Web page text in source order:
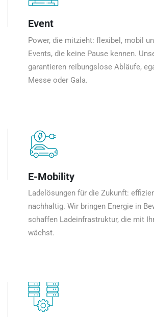
Event
Power, die mitzieht: flexibel, mobil
Events, die keine Pause kennen.
garantieren reibungslose Abläufe,
Messe oder Gala.
E-Mobility
Ladelösungen für die Zukunft:
nachhaltig. Wir bringen Energie in
schaffen Ladeinfrastruktur, die mit
wächst.